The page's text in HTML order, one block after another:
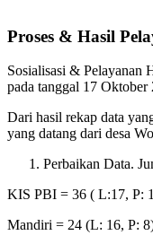
Proses & Hasil
Sosialisasi & Pelayanan
pada tanggal 17
Dari hasil rekap data
yang datang dari desa
Perbaikan Data.
KIS PBI = 36 ( L:17, P:
Mandiri = 24 (L: 16, P: